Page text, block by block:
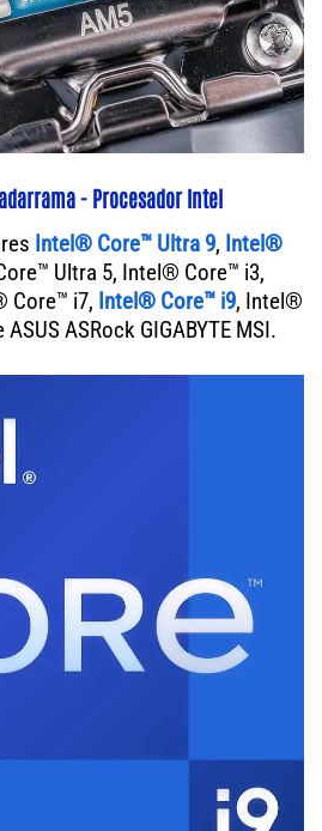
- Procesador Intel
Intel® Core™ Ultra 9, Intel®
Ultra 5, Intel® Core™ i3,
Core™ i7, Intel® Core™ i9, Intel®
ASRock GIGABYTE MSI.